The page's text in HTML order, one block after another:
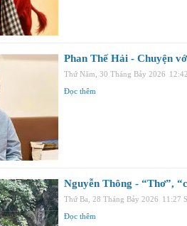
Phan Thế Hải - Chuyện
Thứ Năm, 30 Tháng Bảy 2026
Đọc thêm
Nguyễn Thông - “Thơ”,
Thứ Ba, 28 Tháng Bảy 2026 11:27
Đọc thêm